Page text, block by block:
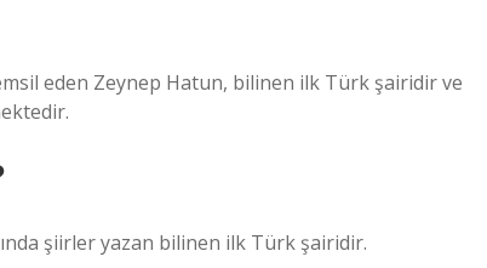
eden Zeynep Hatun, bilinen ilk Türk şairidir ve
şiirler yazan bilinen ilk Türk şairidir.